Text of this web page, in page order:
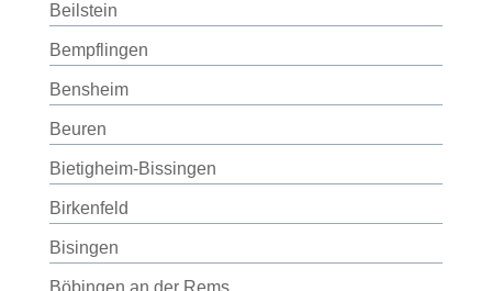
Beilstein
Bempflingen
Bensheim
Beuren
Bietigheim-Bissingen
Birkenfeld
Bisingen
Böbingen an der Rems